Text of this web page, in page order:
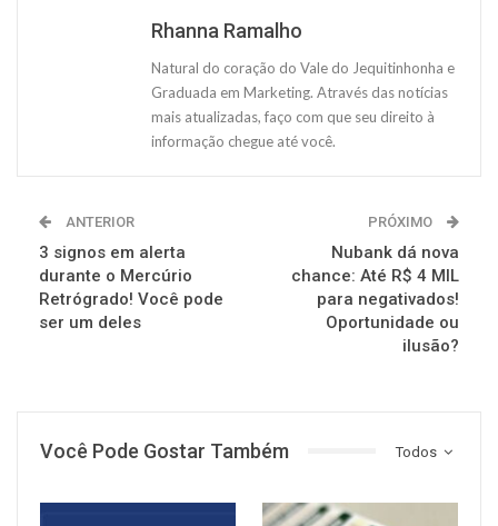
Rhanna Ramalho
Natural do coração do Vale do Jequitinhonha e
Graduada em Marketing. Através das notícias
mais atualizadas, faço com que seu direito à
informação chegue até você.
ANTERIOR
3 signos em alerta
durante o Mercúrio
Retrógrado! Você pode
ser um deles
PRÓXIMO
Nubank dá nova
chance: Até R$ 4 MIL
para negativados!
Oportunidade ou
ilusão?
Todos
Você Pode Gostar Também
NOTÍCIAS